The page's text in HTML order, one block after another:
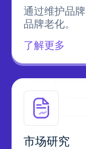
通过维护品
品牌老化。
了解更多
市场研究